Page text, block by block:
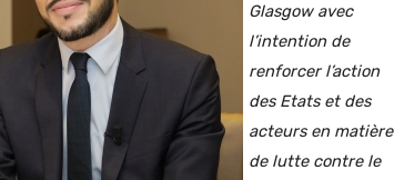
Glasgow avec
l’intention de
renforcer l’action
des Etats et des
acteurs en matière
de lutte contre le